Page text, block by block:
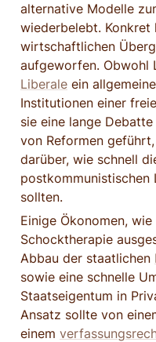
alternative Modelle
wiederbelebt. Konkret
wirtschaftlichen
aufgeworfen. Obwohl
Liberale ein
Institutionen einer
sie eine lange
von Reformen
darüber, wie schnell
postkommunistischen
sollten.
Einige Ökonomen,
Schocktherapie
Abbau der staatlichen
sowie eine schnelle
Staatseigentum in
Ansatz sollte von
einem